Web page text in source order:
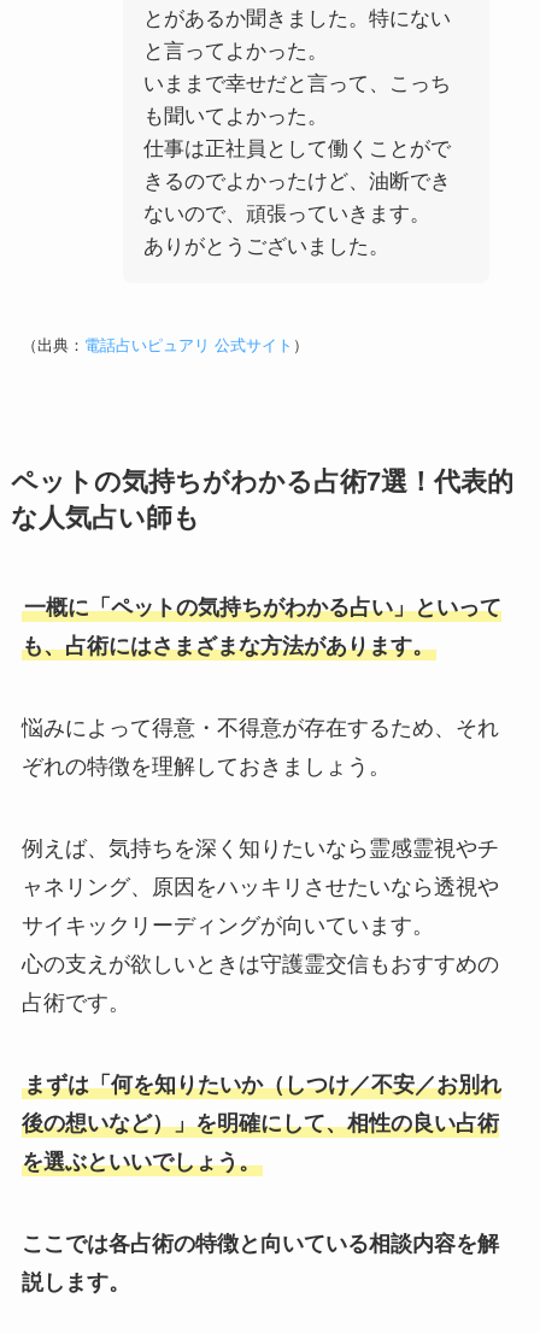
とがあるか聞きました。特にない
と言ってよかった。
いままで幸せだと言って、こっち
も聞いてよかった。
仕事は正社員として働くことがで
きるのでよかったけど、油断でき
ないので、頑張っていきます。
ありがとうございました。
（出典： 電話占いピュアリ 公式サイト ）
ペットの気持ちがわかる占術7選！代表的
な人気占い師も
一概に「ペットの気持ちがわかる占い」といって
も、占術にはさまざまな方法があります。
悩みによって得意・不得意が存在するため、それ
ぞれの特徴を理解しておきましょう。
例えば、気持ちを深く知りたいなら霊感霊視やチ
ャネリング、原因をハッキリさせたいなら透視や
サイキックリーディングが向いています。
心の支えが欲しいときは守護霊交信もおすすめの
占術です。
まずは「何を知りたいか（しつけ／不安／お別れ
後の想いなど）」を明確にして、相性の良い占術
を選ぶといいでしょう。
ここでは各占術の特徴と向いている相談内容を解
説します。